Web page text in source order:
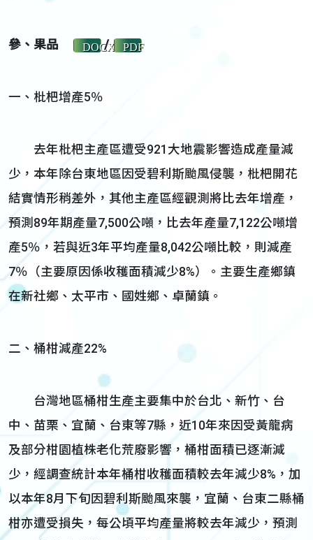
參、果品 DOCX
/ PDF
一、枇杷增產5％
去年枇杷主產區遭受921大地震影響造成產量減
少，本年除台東地區因受碧利斯颱風侵襲，枇杷開花
結實情形稍差外，其他主產區經觀測將比去年增產，
預測89年期產量7,500公噸，比去年產量7,122公噸增
產5％，若與近3年平均產量8,042公噸比較，則減產
7％（主要原因係收穫面積減少8%）。主要生產鄉鎮
在新社鄉、太平市、國姓鄉、卓蘭鎮。
二、桶柑減產22%
台灣地區桶柑生產主要集中於台北、新竹、台
中、苗栗、宜蘭、台東等7縣，近10年來因受黃龍病
及部分柑園植株老化荒廢影響，桶柑面積已逐漸減
少，經調查統計本年桶柑收穫面積較去年減少8%，加
以本年8月下旬因碧利斯颱風來襲，宜蘭、台東二縣桶
柑亦遭受損失，每公頃平均產量將較去年減少，預測